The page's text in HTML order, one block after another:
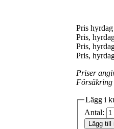
Pris
Pris,
Pris,
Pris,
Priser
Lägg i
Antal:
Lägg till